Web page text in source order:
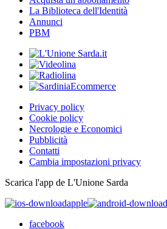
La Biblioteca dell'Identità
Annunci
PBM
Privacy policy
Cookie policy
Necrologie e Economici
Pubblicità
Contatti
Cambia impostazioni privacy
Scarica l'app de L'Unione Sarda
apple
facebook